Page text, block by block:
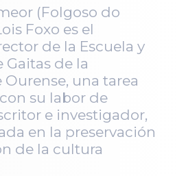
(Folgoso do
Foxo es el
de la Escuela y
Gaitas de la
una tarea
su labor de
e investigador,
en la preservación
de la cultura